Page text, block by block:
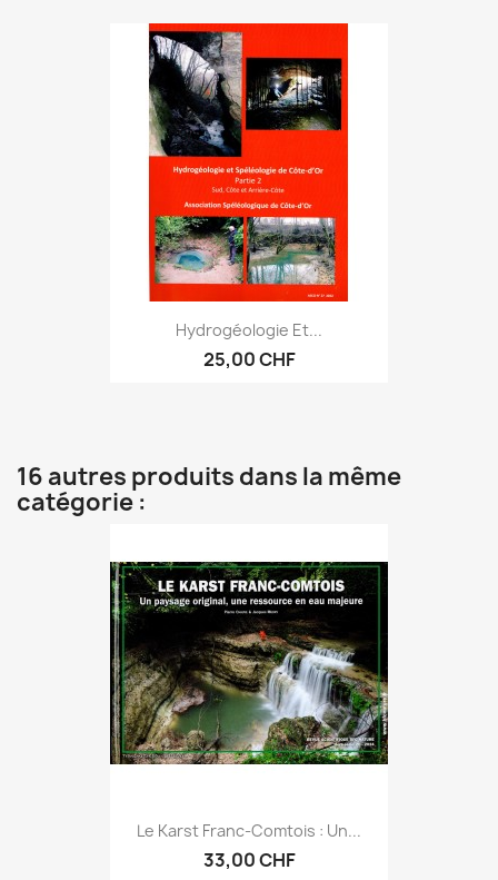
Hydrogéologie Et...
25,00 CHF
16 autres produits dans la même
catégorie :
Le Karst Franc-Comtois : Un...
33,00 CHF